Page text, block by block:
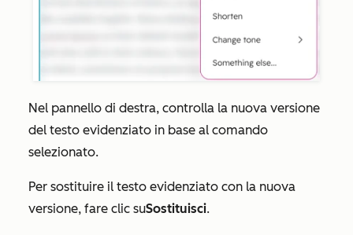
Nel pannello di destra, controlla la nuova versione
del testo evidenziato in base al comando
selezionato.
Per sostituire il testo evidenziato con la nuova
versione, fare clic suSostituisci.